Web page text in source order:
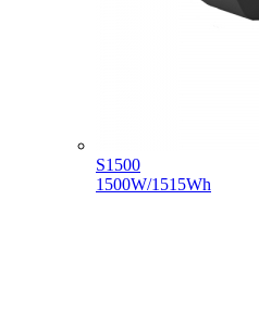
S1500
1500W/1515Wh